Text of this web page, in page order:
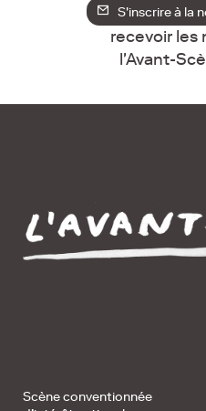
S'inscrire à la
recevoir les
l'Avant-
Scène conventionnée